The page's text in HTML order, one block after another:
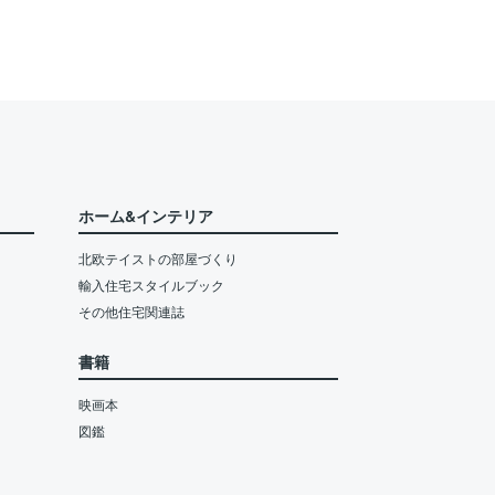
ホーム&インテリア
北欧テイストの部屋づくり
輸入住宅スタイルブック
その他住宅関連誌
書籍
映画本
図鑑